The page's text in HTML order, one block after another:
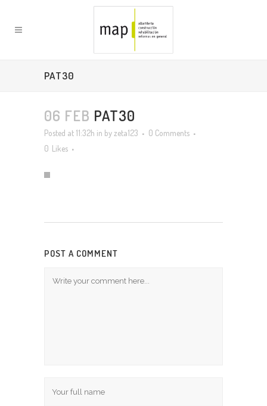
PAT30
06 FEB PAT30
Posted at 11:32h in byzeta123
0 Comments
0 Likes
POST A COMMENT